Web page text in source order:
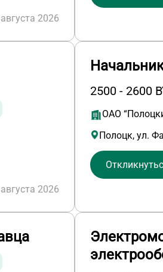
2026
2026
2500 - 2600
ОАО
Полоцк, ул.